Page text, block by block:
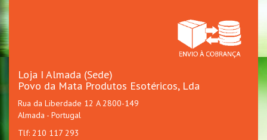
Loja I Almada (Sede)
Povo da Mata Produtos Esotéricos, Lda
Rua da Liberdade 12 A 2800-149
Almada - Portugal
Tlf: 210 117 293